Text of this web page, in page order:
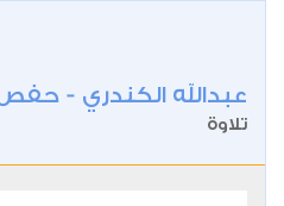
عبدالله الكندري -
تلاوة